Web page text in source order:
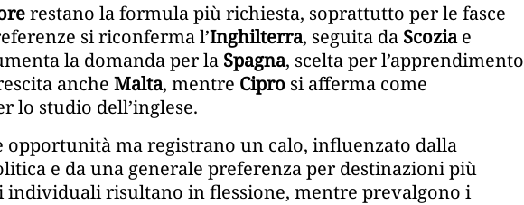
restano la formula più richiesta, soprattutto per le fasce
si riconferma l’Inghilterra, seguita da Scoziae
la domanda per la Spagna, scelta per l’apprendimento
anche Malta, mentre Cipro si afferma come
lo studio dell’inglese.
opportunità ma registrano un calo, influenzato dalla
e da una generale preferenza per destinazioni più
risultano in flessione, mentre prevalgono i